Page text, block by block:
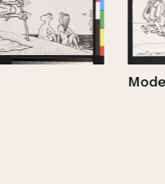
Moderna